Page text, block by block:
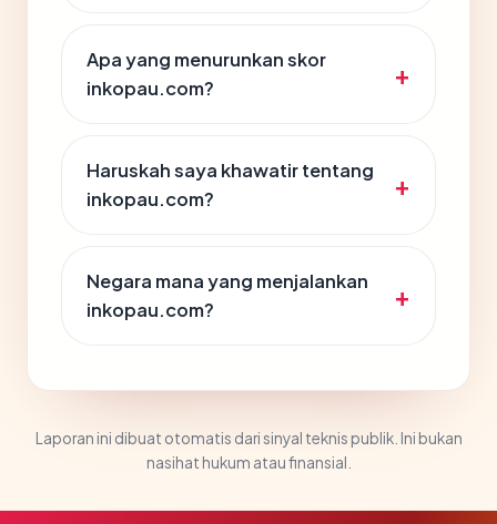
Apa yang menurunkan skor
inkopau.com?
Haruskah saya khawatir tentang
inkopau.com?
Negara mana yang menjalankan
inkopau.com?
Laporan ini dibuat otomatis dari sinyal teknis publik. Ini bukan
nasihat hukum atau finansial.